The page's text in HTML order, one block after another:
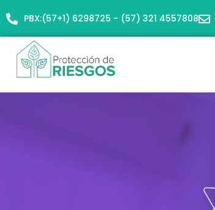
contenido
PBX:(57+1) 6298725 - (57) 321 4557808